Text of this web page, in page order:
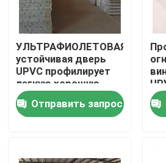
Проверка качества
Свяжитесь мы
Спросите цитату
УЛЬТРАФИОЛЕТОВАЯ
устойчивая дверь
UPVC профилирует
легкую хорошую
работу установки
Отправить запрос